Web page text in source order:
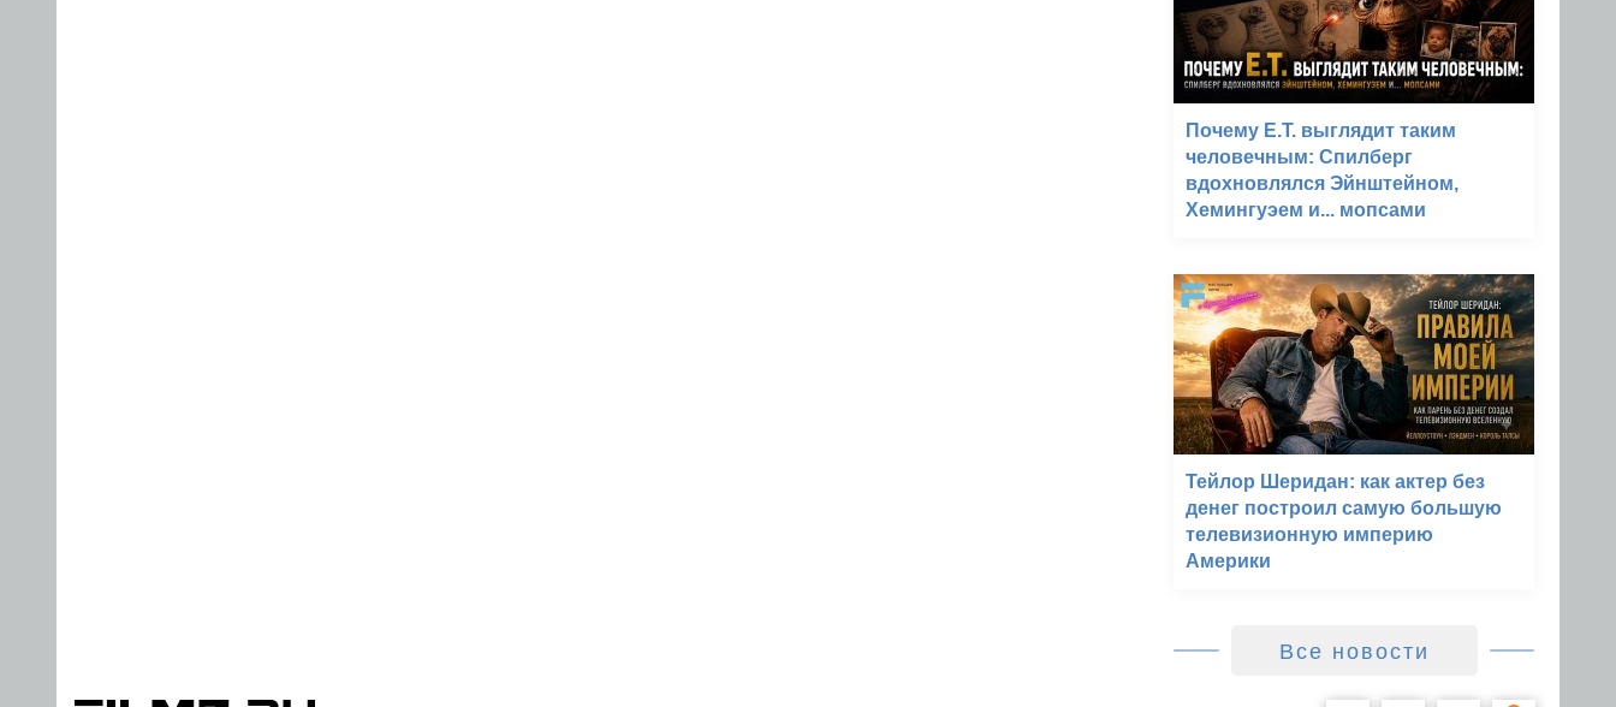
Почему E.T. выглядит таким
человечным: Спилберг
вдохновлялся Эйнштейном,
Хемингуэем и... мопсами
Тейлор Шеридан: как актер без
денег построил самую большую
телевизионную империю
Америки
Все новости